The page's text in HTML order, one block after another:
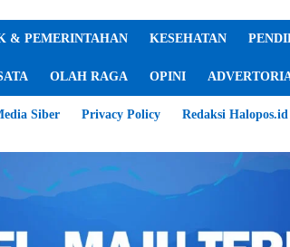
& PEMERINTAHAN KESEHATAN
OLAH RAGA OPINI
Siber Privacy Policy Redaksi Halopos.id